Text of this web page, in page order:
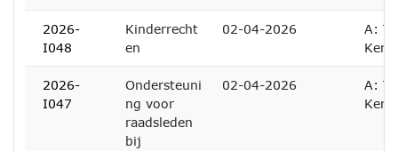
2026-
I048
Kinderrecht
en
02-04-2026
A:
2026-
I047
Ondersteuni
ng voor
raadsleden
bij
02-04-2026
A: